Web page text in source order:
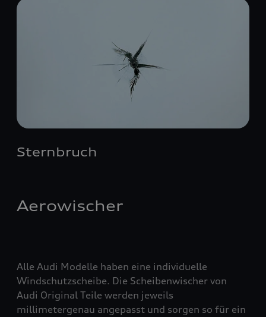
Sternbruch
Aerowischer
Alle Audi Modelle haben eine individuelle
Windschutzscheibe. Die Scheibenwischer von
Audi Original Teile werden jeweils
millimetergenau angepasst und sorgen so für ein